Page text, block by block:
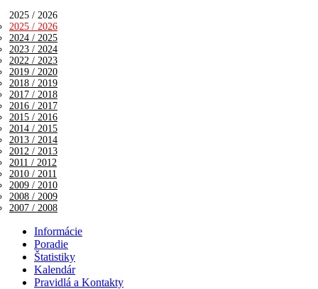
2025 / 2026
2025 / 2026
2024 / 2025
2023 / 2024
2022 / 2023
2019 / 2020
2018 / 2019
2017 / 2018
2016 / 2017
2015 / 2016
2014 / 2015
2013 / 2014
2012 / 2013
2011 / 2012
2010 / 2011
2009 / 2010
2008 / 2009
2007 / 2008
Informácie
Poradie
Štatistiky
Kalendár
Pravidlá a Kontakty